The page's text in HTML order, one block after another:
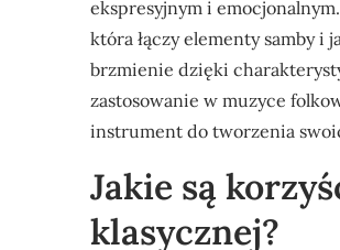
ekspresyjnym i
która łączy elementy samby i
brzmienie dzięki
zastosowanie w muzyce
instrument do tworzenia
Jakie są
klasycznej?